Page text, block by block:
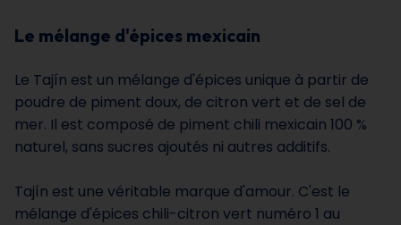
Le mélange d'épices mexicain
Le Tajín est un mélange d'épices unique à partir de
poudre de piment doux, de citron vert et de sel de
mer. Il est composé de piment chili mexicain 100 %
naturel, sans sucres ajoutés ni autres additifs.
Tajín est une véritable marque d'amour. C'est le
mélange d'épices chili-citron vert numéro 1 au